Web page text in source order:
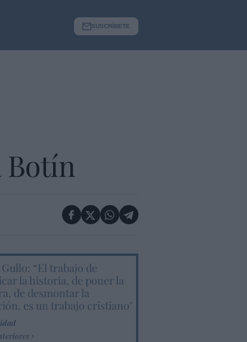
SUSCRÍBETE
Botín
“El trabajo de
la historia, de poner la
de desmontar la
es un trabajo cristiano"